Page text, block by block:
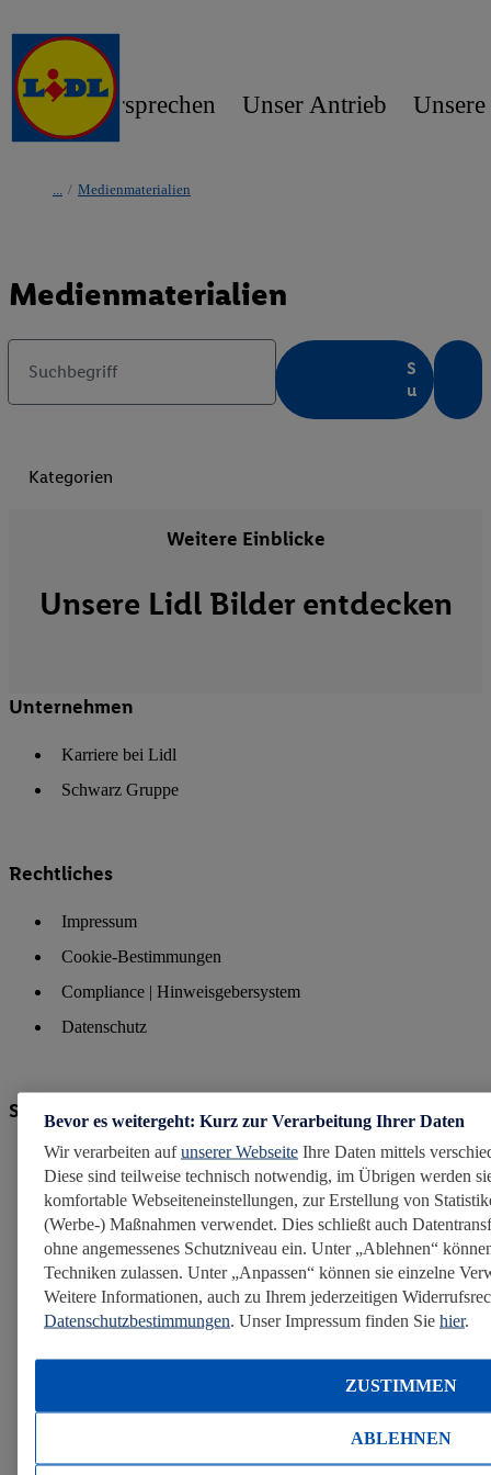
Unser Versprechen Unser Antrieb
/ Medienmaterialien
Medienmaterialien
Suchbegriff
S
u
c
Kategorien
Weitere Einblicke
Unsere Lidl Bilder entdecken
Unternehmen
Karriere bei Lidl
Schwarz Gruppe
Rechtliches
Impressum
Cookie-Bestimmungen
Compliance | Hinweisgebersystem
Datenschutz
Social Media
Bevor es weitergeht: Kurz zur Verarbeitung Ihrer Daten
Wir verarbeiten aufunserer Webseite Ihre Daten mittels
Diese sind teilweise technisch notwendig, im Übrigen werden
komfortable Webseiteneinstellungen, zur Erstellung von
(Werbe-) Maßnahmen verwendet. Dies schließt auch
ohne angemessenes Schutzniveau ein. Unter „Ablehnen“
Techniken zulassen. Unter „Anpassen“ können sie einzelne
Weitere Informationen, auch zu Ihrem jederzeitigen
Datenschutzbestimmungen . Unser Impressum finden Sie hier.
ABLEHNEN
ZUSTIMMEN